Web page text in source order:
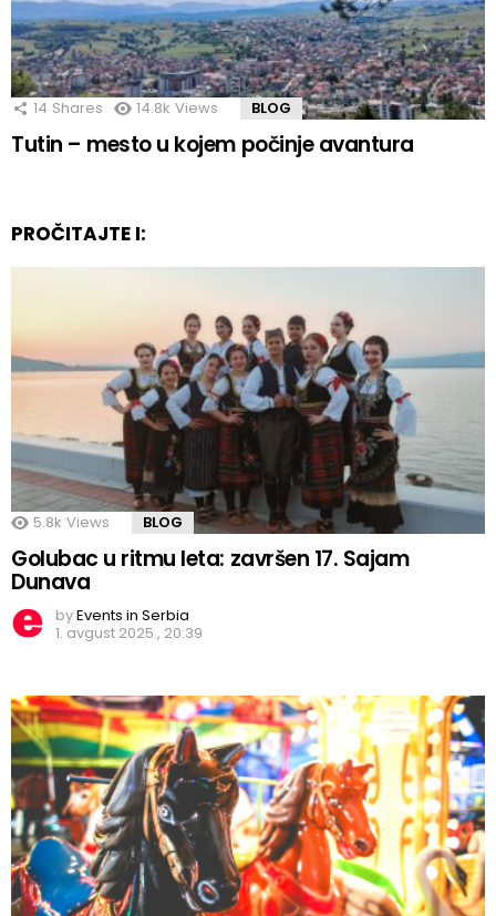
14 Shares 14.8k Views BLOG
Tutin – mesto u kojem počinje avantura
PROČITAJTE I:
5.8k Views BLOG
Golubac u ritmu leta: završen 17. Sajam
Dunava
byEvents in Serbia
1. avgust 2025., 20:39